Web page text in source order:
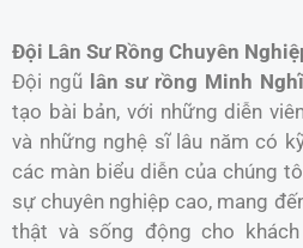
Đội Lân Sư Rồng Chuyên
Đội ngũ lân sư rồng Minh
tạo bài bản, với những diễn
và những nghệ sĩ lâu năm có
các màn biểu diễn của chúng
sự chuyên nghiệp cao, mang
thật và sống động cho khách